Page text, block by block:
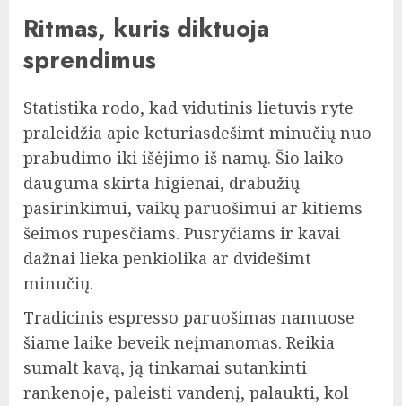
Ritmas, kuris diktuoja
sprendimus
Statistika rodo, kad vidutinis lietuvis ryte
praleidžia apie keturiasdešimt minučių nuo
prabudimo iki išėjimo iš namų. Šio laiko
dauguma skirta higienai, drabužių
pasirinkimui, vaikų paruošimui ar kitiems
šeimos rūpesčiams. Pusryčiams ir kavai
dažnai lieka penkiolika ar dvidešimt
minučių.
Tradicinis espresso paruošimas namuose
šiame laike beveik neįmanomas. Reikia
sumalt kavą, ją tinkamai sutankinti
rankenoje, paleisti vandenį, palaukti, kol